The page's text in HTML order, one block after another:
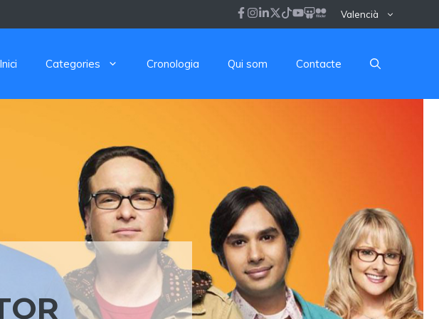
Valencià
Inici Categories Cronologia Qui som Contacte